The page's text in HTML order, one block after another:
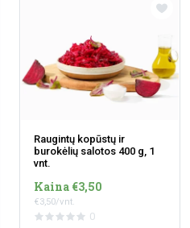
Raugintų kopūstų ir
burokėlių salotos 400 g, 1
vnt.
Kaina €3,50
€3,50/vnt.
0